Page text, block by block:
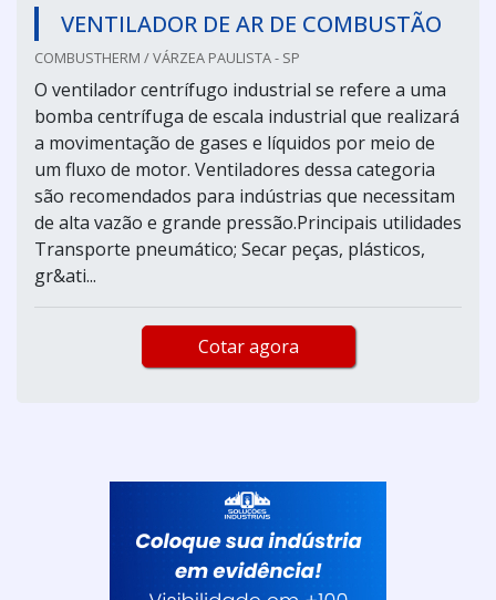
VENTILADOR DE AR DE COMBUSTÃO
COMBUSTHERM / VÁRZEA PAULISTA - SP
O ventilador centrífugo industrial se refere a uma
bomba centrífuga de escala industrial que realizará
a movimentação de gases e líquidos por meio de
um fluxo de motor. Ventiladores dessa categoria
são recomendados para indústrias que necessitam
de alta vazão e grande pressão.Principais utilidades
Transporte pneumático; Secar peças, plásticos,
gr&ati...
Cotar agora